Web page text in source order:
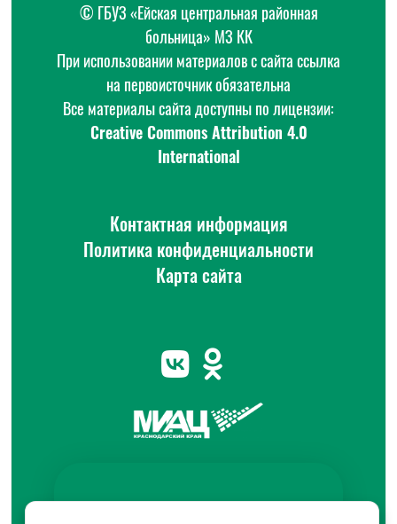
© ГБУЗ «Ейская центральная районная
больница» МЗ КК
При использовании материалов с сайта ссылка
на первоисточник обязательна
Все материалы сайта доступны по лицензии:
Creative Commons Attribution 4.0
International
Контактная информация
Политика конфиденциальности
Карта сайта